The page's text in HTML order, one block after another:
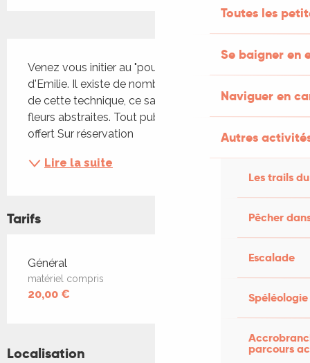
Toutes les
Se baigner en
Naviguer en
Autres
Les trails
Pêcher
Escalade
Spéléologie
parcours
Venez vous initier au "pouring" dans l’atelier
d'Emilie. Il existe de nombreuses variantes autour
de cette technique, ce samedi, réalisons des
fleurs abstraites. Tout public Verre de l'amitié
offert Sur réservation
Lire la suite
Tarifs
Tarifs 2026
Général
matériel compris
20,00 €
Localisation